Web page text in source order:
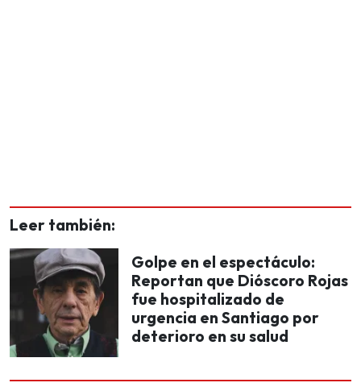
Leer también:
Golpe en el espectáculo:
Reportan que Dióscoro Rojas
fue hospitalizado de
urgencia en Santiago por
deterioro en su salud